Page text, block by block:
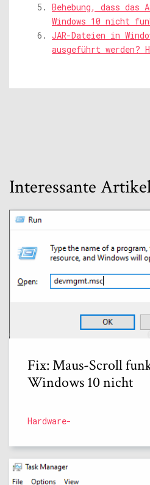
Behebung, dass das
Windows 10 nicht
JAR-Dateien in
ausgeführt
Interessante
Fix: Maus-Scroll
Windows 10 nicht
Hardware-